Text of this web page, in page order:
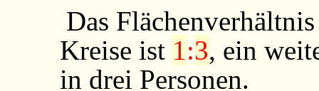
Das
Kreise ist 1:3, ein
in drei Personen.